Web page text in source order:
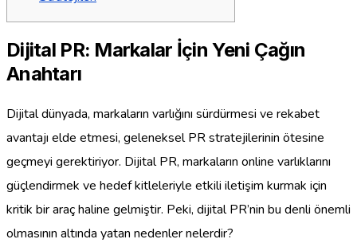
Dijital PR: Markalar İçin Yeni Çağın
Anahtarı
Dijital dünyada, markaların varlığını sürdürmesi ve rekabet
avantajı elde etmesi, geleneksel PR stratejilerinin ötesine
geçmeyi gerektiriyor. Dijital PR, markaların online varlıklarını
güçlendirmek ve hedef kitleleriyle etkili iletişim kurmak için
kritik bir araç haline gelmiştir. Peki, dijital PR’nin bu denli önemli
olmasının altında yatan nedenler nelerdir?